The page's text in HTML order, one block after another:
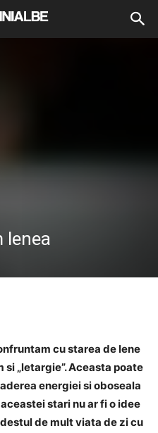
lenea
cu starea de lene
si „letargie”. Aceasta poate
energiei si oboseala
stari nu ar fi o idee
de mult viata de zi cu